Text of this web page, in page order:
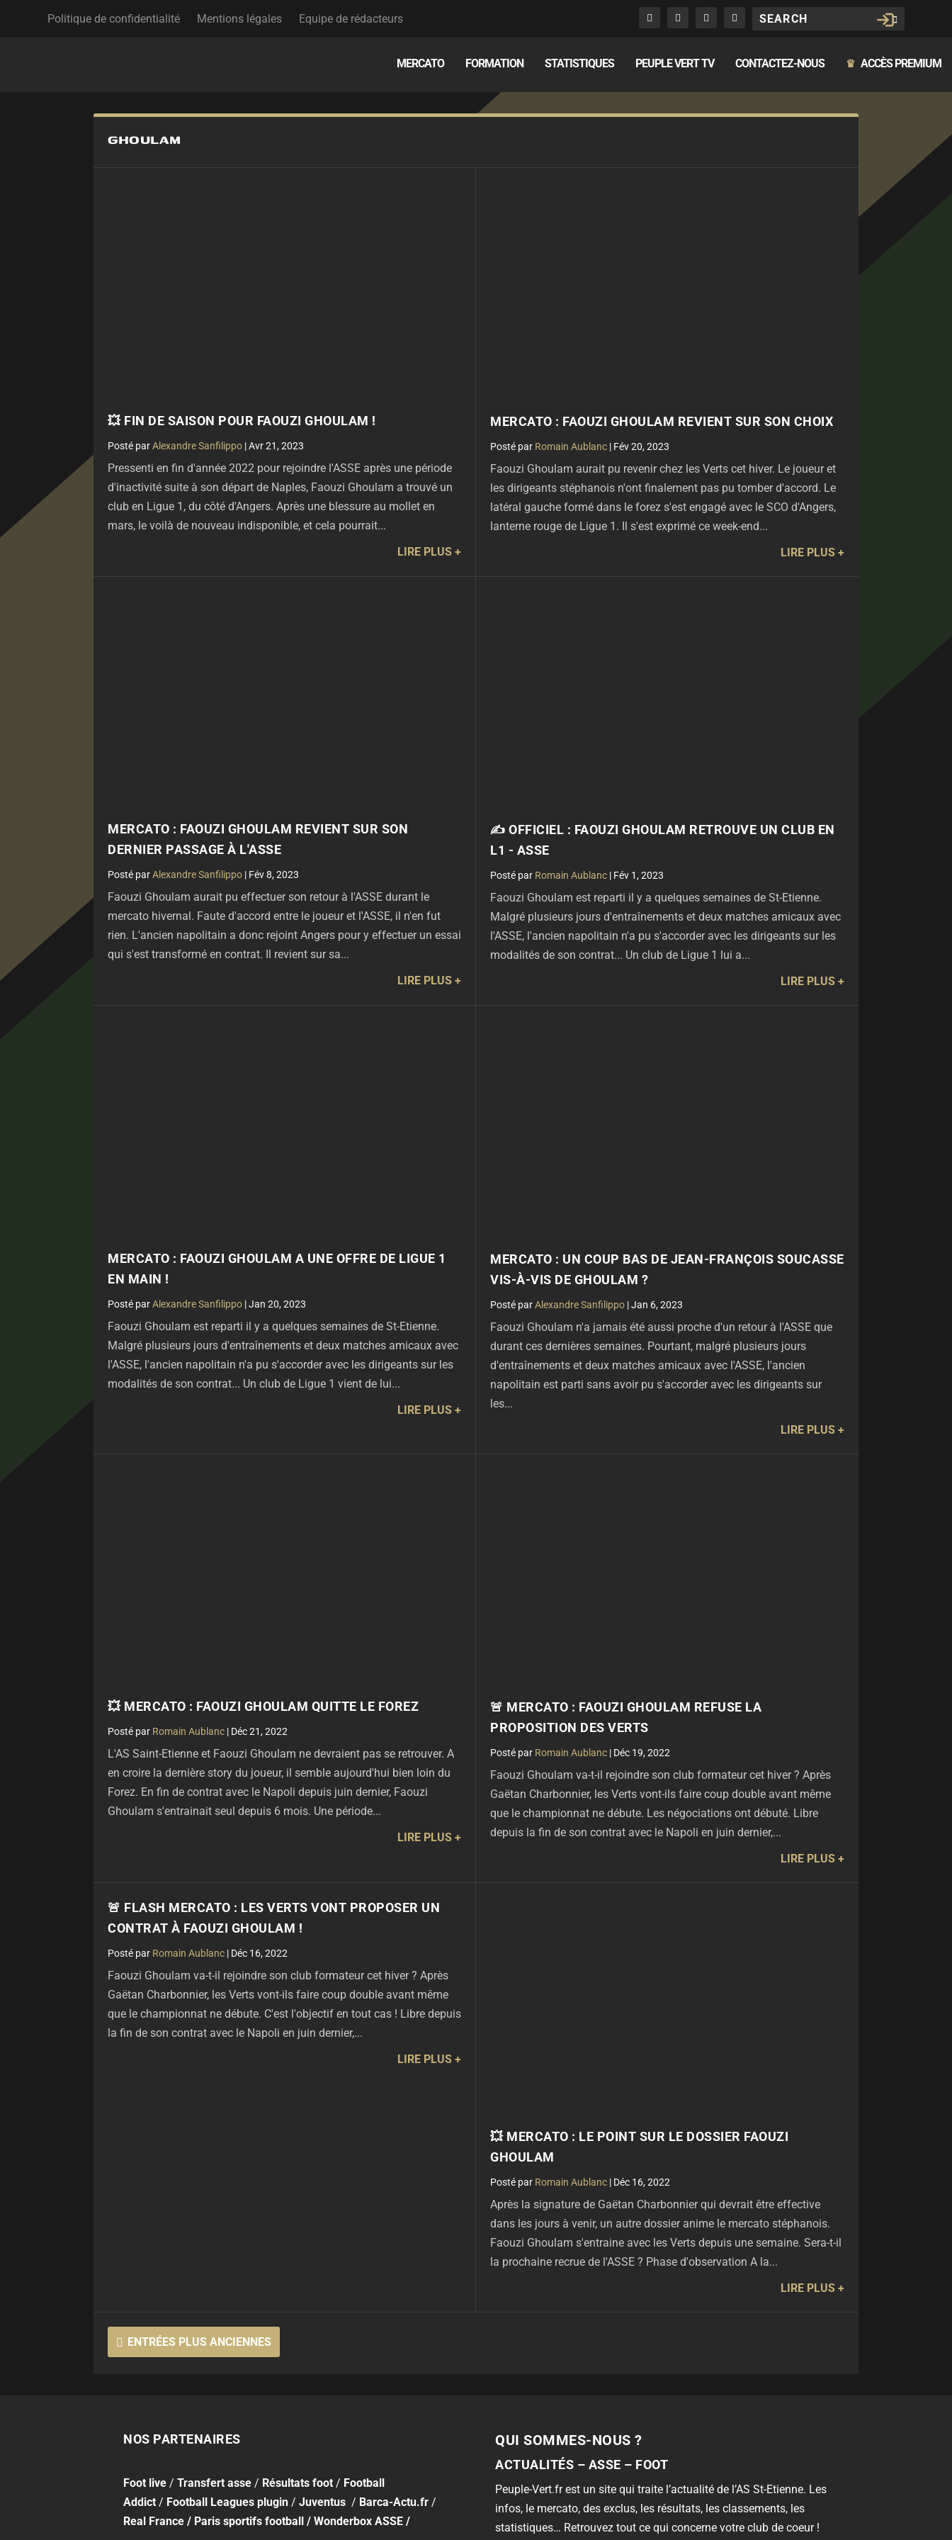
Politique de confidentialité Mentions légales Equipe de rédacteurs
MERCATO FORMATION STATISTIQUES PEUPLE VERT TV CONTACTEZ-NOUS ♛ ACCÈS PREMIUM
GHOULAM
💥 FIN DE SAISON POUR FAOUZI GHOULAM !
parAlexandre Sanfilippo |Avr 21, 2023
Pressenti en fin d'année 2022 pour rejoindre l'ASSE après une période
d'inactivité suite à son départ de Naples, Faouzi Ghoulam a trouvé un
club en Ligue 1, du côté d'Angers. Après une blessure au mollet en
mars, le voilà de nouveau indisponible, et cela pourrait...
LIRE PLUS
MERCATO : FAOUZI GHOULAM REVIENT SUR SON CHOIX
par Romain Aublanc | Fév 20, 2023
Faouzi Ghoulam aurait pu revenir chez les Verts cet hiver. Le joueur et
les dirigeants stéphanois n'ont finalement pas pu tomber d'accord. Le
latéral gauche formé dans le forez s'est engagé avec le SCO d'Angers,
lanterne rouge de Ligue 1. Il s'est exprimé ce week-end...
LIRE PLUS
MERCATO : FAOUZI GHOULAM REVIENT SUR SON
DERNIER PASSAGE À L'ASSE
parAlexandre Sanfilippo | Fév 8, 2023
Faouzi Ghoulam aurait pu effectuer son retour à l'ASSE durant le
mercato hivernal. Faute d'accord entre le joueur et l'ASSE, il n'en fut
rien. L'ancien napolitain a donc rejoint Angers pour y effectuer un essai
qui s'est transformé en contrat. Il revient sur sa...
LIRE PLUS
✍ OFFICIEL : FAOUZI GHOULAM RETROUVE UN CLUB EN
L1 - ASSE
par Romain Aublanc | Fév 1, 2023
Faouzi Ghoulam est reparti il y a quelques semaines de St-Etienne.
Malgré plusieurs jours d'entraînements et deux matches amicaux avec
l'ASSE, l'ancien napolitain n'a pu s'accorder avec les dirigeants sur les
modalités de son contrat... Un club de Ligue 1 lui a...
LIRE PLUS
MERCATO : FAOUZI GHOULAM A UNE OFFRE DE LIGUE 1
EN MAIN !
parAlexandre Sanfilippo |Jan 20, 2023
Faouzi Ghoulam est reparti il y a quelques semaines de St-Etienne.
Malgré plusieurs jours d'entraînements et deux matches amicaux avec
l'ASSE, l'ancien napolitain n'a pu s'accorder avec les dirigeants sur les
modalités de son contrat... Un club de Ligue 1 vient de lui...
LIRE PLUS
MERCATO : UN COUP BAS DE JEAN-FRANÇOIS SOUCASSE
VIS-À-VIS DE GHOULAM ?
parAlexandre Sanfilippo |Jan 6, 2023
Faouzi Ghoulam n'a jamais été aussi proche d'un retour à l'ASSE que
durant ces dernières semaines. Pourtant, malgré plusieurs jours
d'entraînements et deux matches amicaux avec l'ASSE, l'ancien
napolitain est parti sans avoir pu s'accorder avec les dirigeants sur
les...
LIRE PLUS
💥 MERCATO : FAOUZI GHOULAM QUITTE LE FOREZ
par Romain Aublanc | Déc 21, 2022
L'AS Saint-Etienne et Faouzi Ghoulam ne devraient pas se retrouver. A
en croire la dernière story du joueur, il semble aujourd'hui bien loin du
Forez. En fin de contrat avec le Napoli depuis juin dernier, Faouzi
Ghoulam s'entrainait seul depuis 6 mois. Une période...
LIRE PLUS
🚨 MERCATO : FAOUZI GHOULAM REFUSE LA
PROPOSITION DES VERTS
par Romain Aublanc | Déc 19, 2022
Faouzi Ghoulam va-t-il rejoindre son club formateur cet hiver ? Après
Gaëtan Charbonnier, les Verts vont-ils faire coup double avant même
que le championnat ne débute. Les négociations ont débuté. Libre
depuis la fin de son contrat avec le Napoli en juin dernier,...
LIRE PLUS
🚨 FLASH MERCATO : LES VERTS VONT PROPOSER UN
CONTRAT À FAOUZI GHOULAM !
par Romain Aublanc | Déc 16, 2022
Faouzi Ghoulam va-t-il rejoindre son club formateur cet hiver ? Après
Gaëtan Charbonnier, les Verts vont-ils faire coup double avant même
que le championnat ne débute. C'est l'objectif en tout cas ! Libre depuis
la fin de son contrat avec le Napoli en juin dernier,...
LIRE PLUS
💥 MERCATO : LE POINT SUR LE DOSSIER FAOUZI
GHOULAM
par Romain Aublanc | Déc 16, 2022
Après la signature de Gaëtan Charbonnier qui devrait être effective
dans les jours à venir, un autre dossier anime le mercato stéphanois.
Faouzi Ghoulam s'entraine avec les Verts depuis une semaine. Sera-t-il
la prochaine recrue de l'ASSE ? Phase d'observation A la...
LIRE PLUS
ENTRÉES PLUS ANCIENNES
NOS PARTENAIRES
Foot live /Transfert asse / Résultats foot / Football
Addict / Football Leagues plugin /Juventus / Barca-Actu.fr /
Real France / Paris sportifs football /Wonderbox ASSE /
QUI SOMMES-NOUS ?
ACTUALITÉS – ASSE – FOOT
Peuple-Vert.fr est un site qui traite l’actualité de l’AS St-Etienne. Les
infos, le mercato, des exclus, les résultats, les classements, les
statistiques… Retrouvez tout ce qui concerne votre club de coeur !